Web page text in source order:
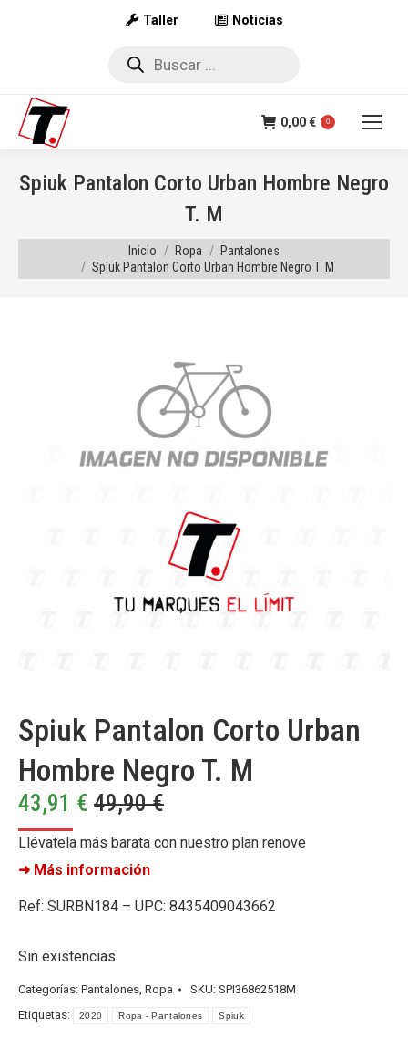
Taller Noticias
Búsqueda
0,00€ 0
Spiuk Pantalon Corto Urban Hombre Negro
T. M
Estás aquí:
Inicio Ropa
Pantalones
Spiuk Pantalon Corto Urban Hombre Negro T. M
Spiuk Pantalon Corto Urban
Hombre Negro T. M
43,91 € 49,90€
Llévatela más barata con nuestro plan renove
➜ Más información
Ref: SURBN184 – UPC: 8435409043662
Sin existencias
Categorías: Pantalones, Ropa SKU: SPI36862518M
Etiquetas:
2020 Ropa - Pantalones Spiuk